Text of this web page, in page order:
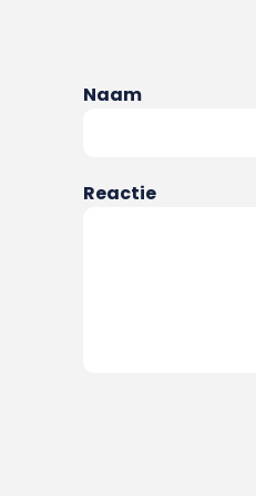
Naam
Reactie